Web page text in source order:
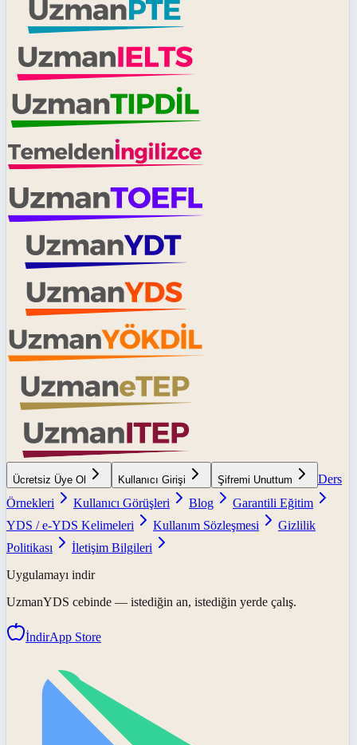
Ücretsiz Üye Ol Kullanıcı Girişi Şifremi Unuttum
Ders
Örnekleri
Kullanıcı Görüşleri Blog
Garantili Eğitim
YDS / e-YDS Kelimeleri
Kullanım Sözleşmesi
Gizlilik
Politikası
İletişim Bilgileri
Uygulamayı indir
UzmanYDS cebinde — istediğin an, istediğin yerde çalış.
İndirApp Store